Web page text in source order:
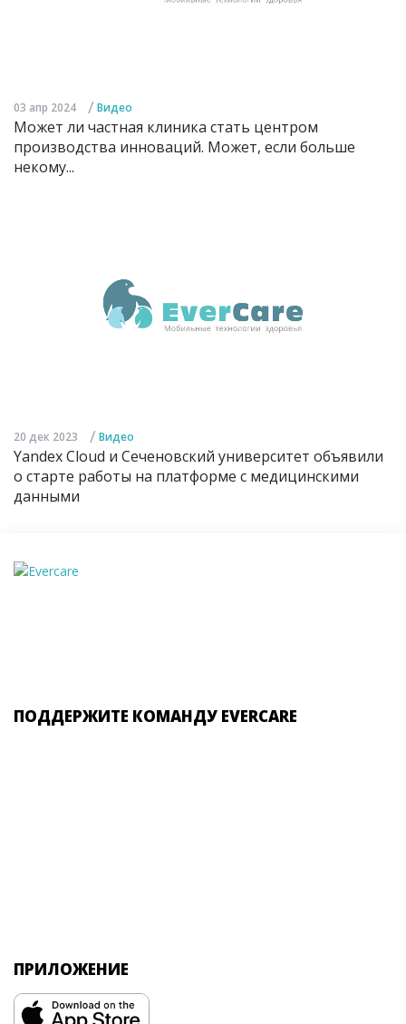
03 апр 2024 / Видео
Может ли частная клиника стать центром
производства инноваций. Может, если больше
некому...
20 дек 2023 / Видео
Yandex Cloud и Сеченовский университет объявили
о старте работы на платформе с медицинскими
данными
ПОДДЕРЖИТЕ КОМАНДУ EVERCARE
ПРИЛОЖЕНИЕ